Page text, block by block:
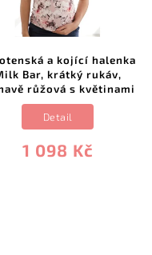
a kojící halenka
Bar, krátký rukáv,
růžová s květinami
1 098 Kč
Detail